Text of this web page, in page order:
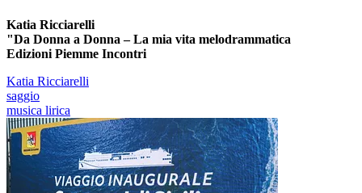
Katia Ricciarelli
"Da Donna a Donna – La mia vita melodrammatica
Edizioni Piemme Incontri
Katia Ricciarelli
saggio
musica lirica